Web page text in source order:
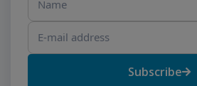
Subscribe